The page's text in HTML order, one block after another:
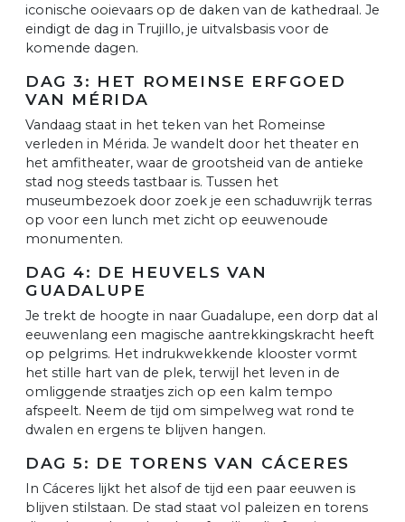
iconische ooievaars op de daken van de kathedraal. Je
eindigt de dag in Trujillo, je uitvalsbasis voor de
komende dagen.
DAG 3: HET ROMEINSE ERFGOED
VAN MÉRIDA
Vandaag staat in het teken van het Romeinse
verleden in Mérida. Je wandelt door het theater en
het amfitheater, waar de grootsheid van de antieke
stad nog steeds tastbaar is. Tussen het
museumbezoek door zoek je een schaduwrijk terras
op voor een lunch met zicht op eeuwenoude
monumenten.
DAG 4: DE HEUVELS VAN
GUADALUPE
Je trekt de hoogte in naar Guadalupe, een dorp dat al
eeuwenlang een magische aantrekkingskracht heeft
op pelgrims. Het indrukwekkende klooster vormt
het stille hart van de plek, terwijl het leven in de
omliggende straatjes zich op een kalm tempo
afspeelt. Neem de tijd om simpelweg wat rond te
dwalen en ergens te blijven hangen.
DAG 5: DE TORENS VAN CÁCERES
In Cáceres lijkt het alsof de tijd een paar eeuwen is
blijven stilstaan. De stad staat vol paleizen en torens